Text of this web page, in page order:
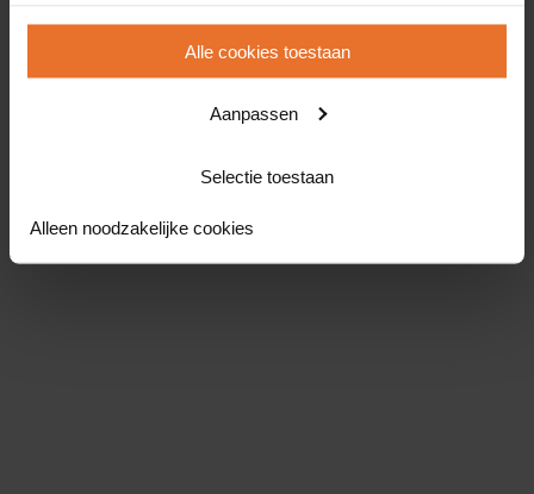
Alle cookies toestaan
Aanpassen
Selectie toestaan
Alleen noodzakelijke cookies